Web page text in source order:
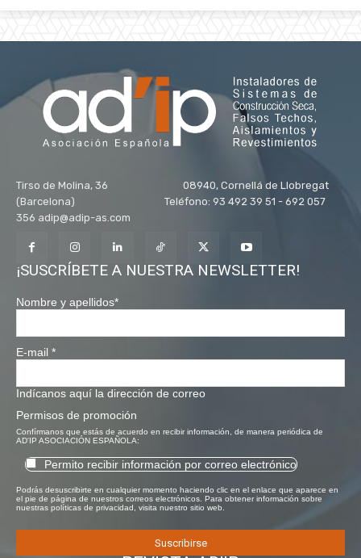
Tirso de Molina, 36 08940, Cornellá de Llobregat
(Barcelona) Teléfono: 93 492 39 51 - 692 057
356 adip@adip-as.com
¡SUSCRÍBETE A NUESTRA NEWSLETTER!
Nombre y apellidos*
E-mail *
Indícanos aquí la dirección de correo
Permisos de promoción
Confírmanos que estás de acuerdo en recibir información, de manera periódica de
AD'IP ASOCIACIÓN ESPAÑOLA:
Permito recibir información por correo electrónico
Podrás desuscribirte en cualquier momento haciendo clic en el enlace que aparece en
el pie de página de nuestros correos electrónicos. Para obtener información sobre
nuestras políticas de privacidad, visita nuestro sitio web.